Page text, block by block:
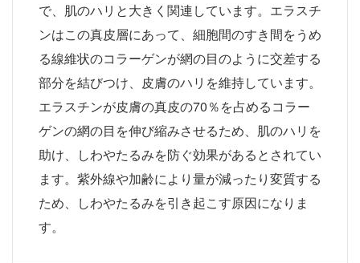
で、肌のハリと大きく関連しています。エラスチ
ンはこの真皮層にあって、細胞間のすき間をうめ
る線維状のコラーゲンが網の目のように交差する
部分を結びつけ、皮膚のハリを維持しています。
エラスチンが皮膚の真皮の70％を占めるコラー
ゲンの網の目を伸び縮みさせるため、肌のハリを
助け、しわやたるみを防ぐ効果があるとされてい
ます。紫外線や加齢により量が減ったり変質する
ため、しわやたるみを引き起こす原因になりま
す。